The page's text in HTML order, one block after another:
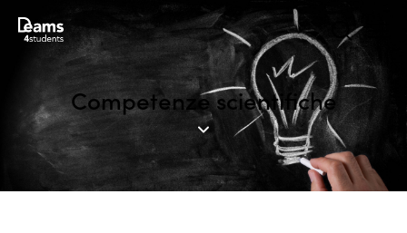
Competenze scientifiche